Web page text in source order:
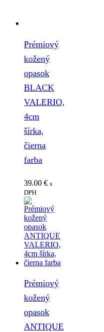
Prémiový
kožený
opasok
BLACK
VALERIO,
4cm
šírka,
čierna
farba
39.00 € s
DPH
Prémiový
kožený
opasok
ANTIQUE